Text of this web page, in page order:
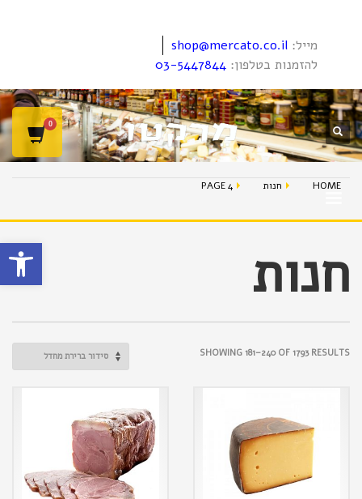
פתח
מייל: shop@mercato.co.il
להזמנות בטלפון: 03-5447844
HOME חנות PAGE 4
חנות
SHOWING 181–240 OF 1793 RESULTS